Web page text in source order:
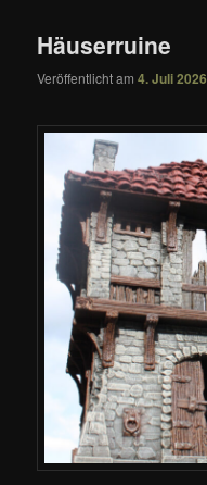
Häuserruine
Veröffentlicht am4. Juli 2026